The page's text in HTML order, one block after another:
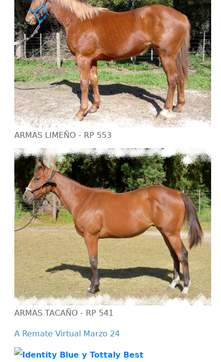
ARMAS LIMEÑO - RP 553
ARMAS TACAÑO - RP 541
A Remate Virtual Marzo 24